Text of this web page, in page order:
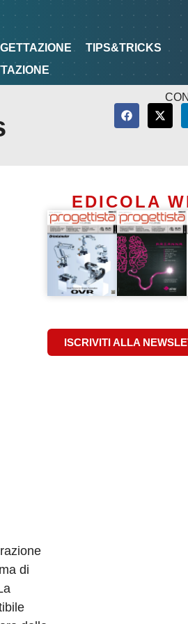
DI PROGETTAZIONE
TIPS&TRICKS
di
EDICOLA
ISCRIVITI ALLA